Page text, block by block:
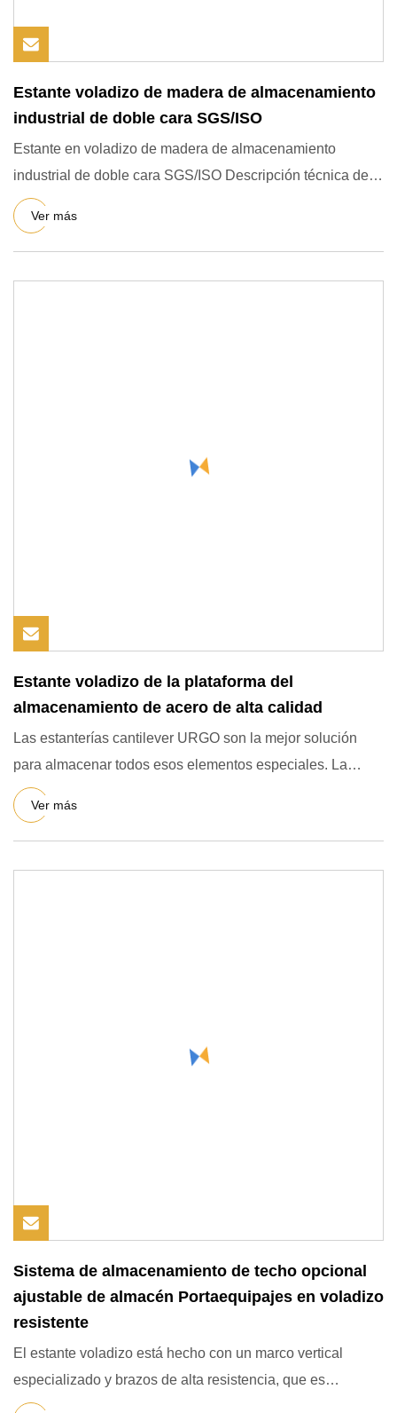
Estante voladizo de madera de almacenamiento
industrial de doble cara SGS/ISO
Estante en voladizo de madera de almacenamiento
industrial de doble cara SGS/ISO Descripción técnica del
estante en vola
Ver más
Estante voladizo de la plataforma del
almacenamiento de acero de alta calidad
Las estanterías cantilever URGO son la mejor solución
para almacenar todos esos elementos especiales. La
estructura fr
Ver más
Sistema de almacenamiento de techo opcional
ajustable de almacén Portaequipajes en voladizo
resistente
El estante voladizo está hecho con un marco vertical
especializado y brazos de alta resistencia, que es
adecuado para c